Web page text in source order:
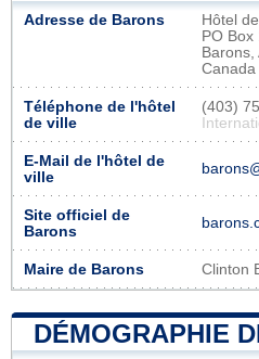
Adresse de Barons
Hôtel
PO Box
Barons,
Canada
Téléphone de l'hôtel
de ville
(403)
E-Mail de l'hôtel de
ville
Site officiel de
Barons
Maire de Barons Clinton
DÉMOGRAPHIE